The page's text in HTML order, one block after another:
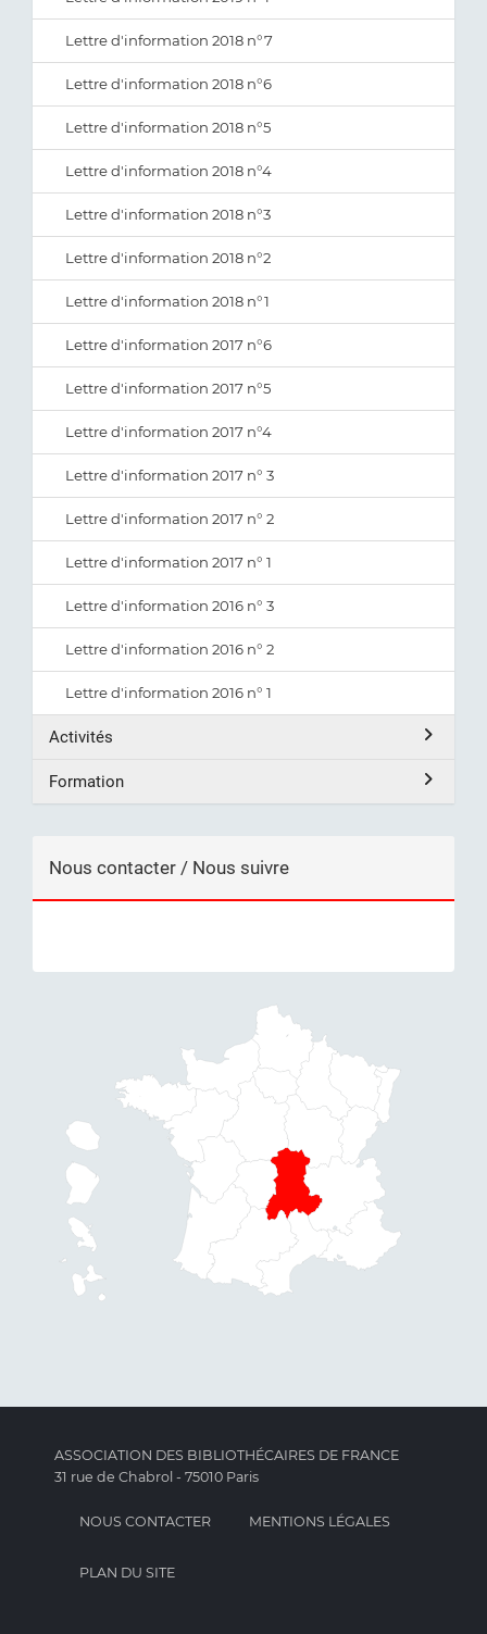
Lettre d'information 2018 n°7
Lettre d'information 2018 n°6
Lettre d'information 2018 n°5
Lettre d'information 2018 n°4
Lettre d'information 2018 n°3
Lettre d'information 2018 n°2
Lettre d'information 2018 n°1
Lettre d'information 2017 n°6
Lettre d'information 2017 n°5
Lettre d'information 2017 n°4
Lettre d'information 2017 n° 3
Lettre d'information 2017 n° 2
Lettre d'information 2017 n° 1
Lettre d'information 2016 n° 3
Lettre d'information 2016 n° 2
Lettre d'information 2016 n° 1
Activités
Formation
Nous contacter / Nous suivre
ASSOCIATION DES BIBLIOTHÉCAIRES DE FRANCE
31 rue de Chabrol - 75010 Paris
NOUS CONTACTER MENTIONS LÉGALES
PLAN DU SITE